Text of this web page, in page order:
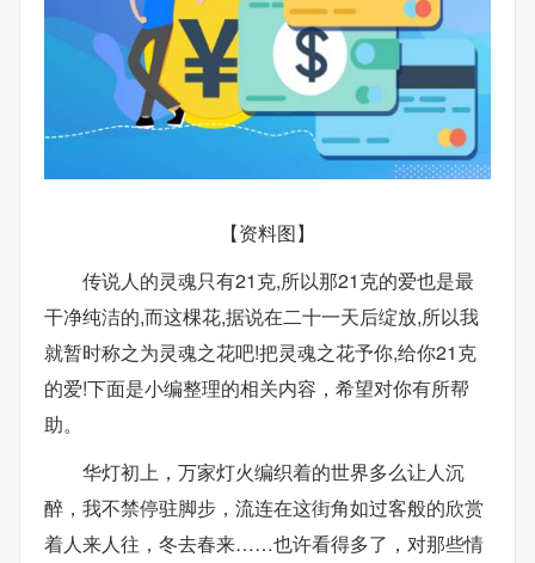
【资料图】
传说人的灵魂只有21克,所以那21克的爱也是最
干净纯洁的,而这棵花,据说在二十一天后绽放,所以我
就暂时称之为灵魂之花吧!把灵魂之花予你,给你21克
的爱!下面是小编整理的相关内容，希望对你有所帮
助。
华灯初上，万家灯火编织着的世界多么让人沉
醉，我不禁停驻脚步，流连在这街角如过客般的欣赏
着人来人往，冬去春来……也许看得多了，对那些情